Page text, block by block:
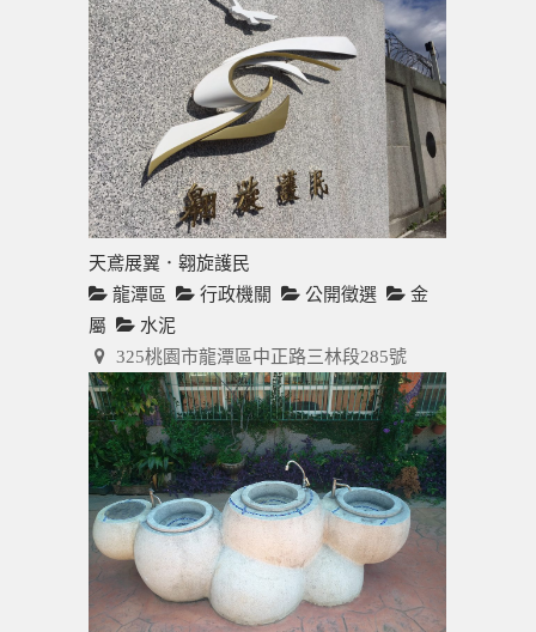
天鳶展翼．翱旋護民
龍潭區
行政機關 公開徵選
金
屬
水泥
325桃園市龍潭區中正路三林段285號